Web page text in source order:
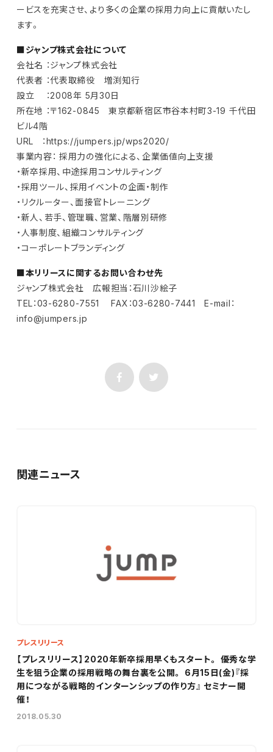
ービスを充実させ、より多くの企業の採用力向上に貢献いたし
ます。
■ジャンプ株式会社について
会社名 ：ジャンプ株式会社
代表者 ：代表取締役 増渕知行
設立 ：2008年 5月30日
所在地 ：〒162-0845 東京都新宿区市谷本村町3-19 千代田
ビル4階
URL ：https://jumpers.jp/wps2020/
事業内容： 採用力の強化による、企業価値向上支援
・新卒採用、中途採用コンサルティング
・採用ツール、採用イベントの企画・制作
・リクルーター、面接官トレーニング
・新人、若手、管理職、営業、階層別研修
・人事制度、組織コンサルティング
・コーポレートブランディング
■本リリースに関するお問い合わせ先
ジャンプ株式会社 広報担当：石川沙絵子
TEL：03-6280-7551 FAX：03-6280-7441 E-mail：
info@jumpers.jp
関連ニュース
プレスリリース
【プレスリリース】2020年新卒採用早くもスタート。 優秀な学
生を狙う企業の採用戦略の舞台裏を公開。 6月15日(金)『採
用につながる戦略的インターンシップの作り方』 セミナー開
催！
2018.05.30